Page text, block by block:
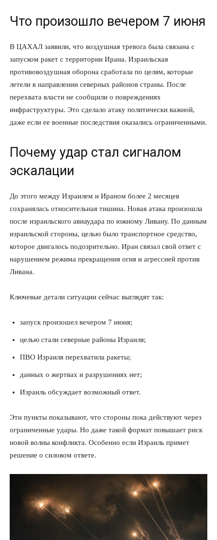
Что произошло вечером 7 июня
В ЦАХАЛ заявили, что воздушная тревога была связана с
запуском ракет с территории Ирана. Израильская
противовоздушная оборона сработала по целям, которые
летели в направлении северных районов страны. После
перехвата власти не сообщили о повреждениях
инфраструктуры. Это сделало атаку политически важной,
даже если ее военные последствия оказались ограниченными.
Почему удар стал сигналом
эскалации
До этого между Израилем и Ираном более 2 месяцев
сохранялась относительная тишина. Новая атака произошла
после израильского авиаудара по южному Ливану. По данным
израильской стороны, целью было транспортное средство,
которое двигалось подозрительно. Иран связал свой ответ с
нарушением режима прекращения огня и агрессией против
Ливана.
Ключевые детали ситуации сейчас выглядят так:
запуск произошел вечером 7 июня;
целью стали северные районы Израиля;
ПВО Израиля перехватила ракеты;
данных о жертвах и разрушениях нет;
Израиль обсуждает возможный ответ.
Эти пункты показывают, что стороны пока действуют через
ограниченные удары. Но даже такой формат повышает риск
новой волны конфликта. Особенно если Израиль примет
решение о силовом ответе.